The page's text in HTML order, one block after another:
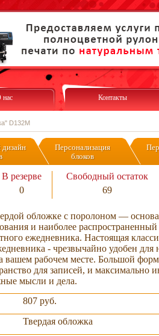
нас Контакты
D132M
Персонализация
блоков
В резерве Свободный остаток
0 69
обложке с поролоном — основа
и наиболее
ежедневника. Настоящая
- чрезвычайно удобен для
вашем рабочем месте. Большой
для записей, и максимально
мысли и дела.
807 руб.
Твердая обложка